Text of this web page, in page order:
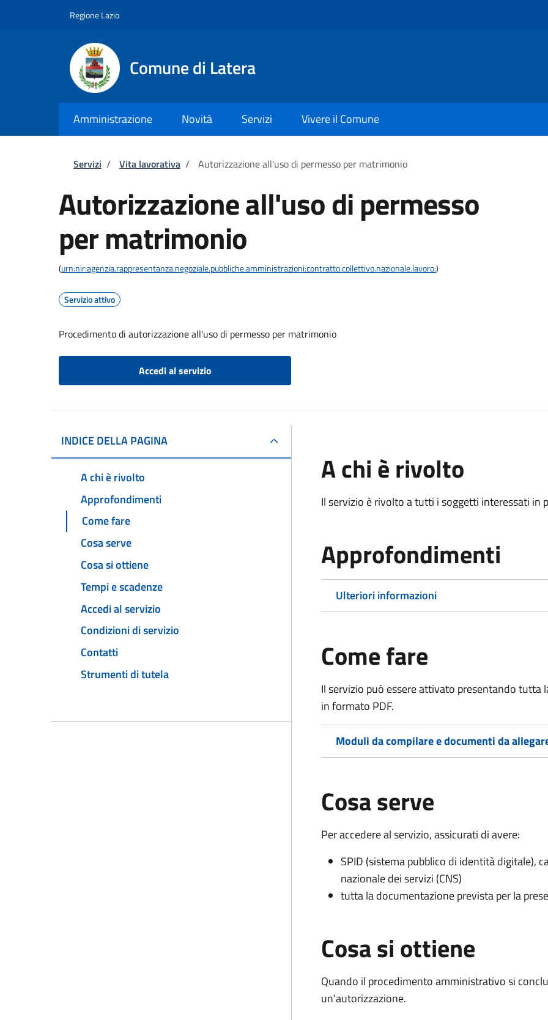
Regione Lazio
Comune di Latera
Amministrazione Novità Servizi Vivere il Comune
Briciole di pane
Servizi / Vita lavorativa / Autorizzazione all'uso di permesso per matrimonio
Autorizzazione all'uso di permesso
per matrimonio
(urn:nir:agenzia.rappresentanza.negoziale.pubbliche.amministrazioni:contratto.collettivo.nazionale.lavoro:)
Servizio attivo
Procedimento di autorizzazione all'uso di permesso per matrimonio
Accedi al servizio
INDICE DELLA PAGINA
A chi è rivolto
Approfondimenti
Come fare
Cosa serve
Cosa si ottiene
Tempi e scadenze
Accedi al servizio
Condizioni di servizio
Contatti
Strumenti di tutela
A chi è rivolto
Il servizio è rivolto a tutti i soggetti interessati in
Approfondimenti
Ulteriori informazioni
Come fare
Il servizio può essere attivato presentando
in formato PDF.
Moduli da compilare e documenti da
Cosa serve
Per accedere al servizio, assicurati di avere:
SPID (sistema pubblico di identità digitale),
nazionale dei servizi (CNS)
tutta la documentazione prevista per la
Cosa si ottiene
Quando il procedimento amministrativo si
un'autorizzazione.